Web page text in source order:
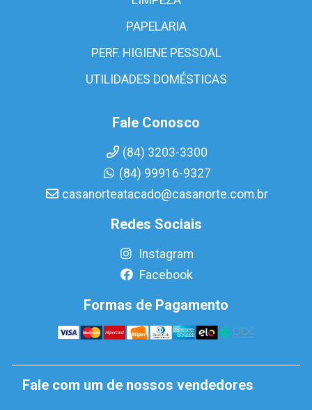
PAPELARIA
PERF. HIGIENE PESSOAL
UTILIDADES DOMÉSTICAS
Fale Conosco
(84) 3203-3300
(84) 99916-9327
casanorteatacado@casanorte.com.br
Redes Sociais
Instagram
Facebook
Formas de Pagamento
Fale com um de nossos vendedores